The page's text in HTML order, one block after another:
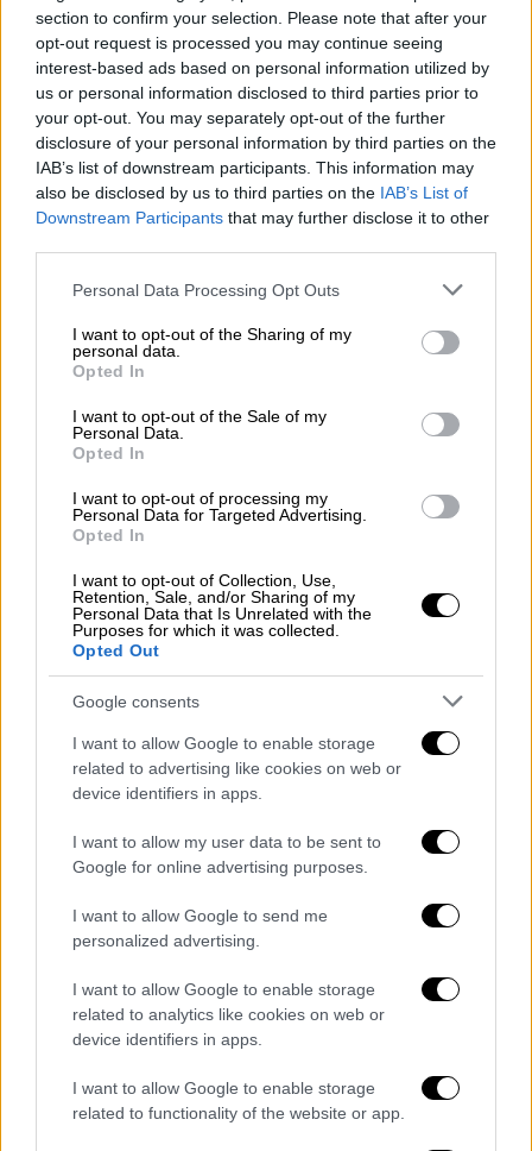
section to confirm your selection. Please note that after your
opt-out request is processed you may continue seeing
interest-based ads based on personal information utilized by
us or personal information disclosed to third parties prior to
your opt-out. You may separately opt-out of the further
disclosure of your personal information by third parties on the
IAB’s list of downstream participants. This information may
also be disclosed by us to third parties on the IAB’s List of
Downstream Participants that may further disclose it to other
Please note that this website/app uses one or more Google
not limited to your visit or usage behaviour. You may click to
grant or deny consent to Google and its third-party tags to
use your data for below specified purposes in below Google
consent section.
Personal Data Processing Opt Outs
I want to opt-out of the Sharing of my
personal data.
Opted In
I want to opt-out of the Sale of my
Personal Data.
Opted In
I want to opt-out of processing my
Personal Data for Targeted Advertising.
Opted In
I want to opt-out of Collection, Use,
Retention, Sale, and/or Sharing of my
Personal Data that Is Unrelated with the
Purposes for which it was collected.
Opted Out
Google consents
I want to allow Google to enable storage
related to advertising like cookies on web or
device identifiers in apps.
I want to allow my user data to be sent to
Google for online advertising purposes.
I want to allow Google to send me
personalized advertising.
I want to allow Google to enable storage
related to analytics like cookies on web or
device identifiers in apps.
I want to allow Google to enable storage
related to functionality of the website or app.
ετοιμότητά τους να φιλοξενήσουν μια
τέτοια συνάντηση.
ΔΙΑΒΑΣΤΕ ΕΠΙΣΗΣ
Κόσμος|03.09.2025 16:26
Κιμ Γιονγκ Ουν: Καθάρισαν το DNA
κόσμου
Κόσμος|03.09.2025 16:55
Γενοκτονία στη Γάζα: 21.000 παιδιά
έχουν καταστεί ανάπηρα από τις
φονικές επιθέσεις του Ισραήλ - Η
ανακοίνωση του ΟΗΕ
«Αυτές είναι σοβαρές προτάσεις και ο
πρόεδροςΖελένσκιείναι έτοιμος για
παρόμοιες συναντήσεις ανά πάσα στιγμή»,
τόνισε σε ανάρτησή του, προσθέτοντας: «Ο
Πούτινσυνεχίζει να τα βάζει με τους πάντες
κάνοντας εν γνώσει του απαράδεκτες
προτάσεις».
Η πρόταση Πούτιν από την Κίνα
Νωρίτερα, ο Ρώσος πρόεδρος δήλωσε ότι
δεν αποκλείει μια συνάντηση με τον
προετοιμασμένη» και να έχει «νόημα». «Ποτέ
δεν έχω αρνηθεί μια τέτοια πιθανότητα,
εφόσον οδηγεί σε θετικά αποτελέσματα»,
ανέφερε χαρακτηριστικά.